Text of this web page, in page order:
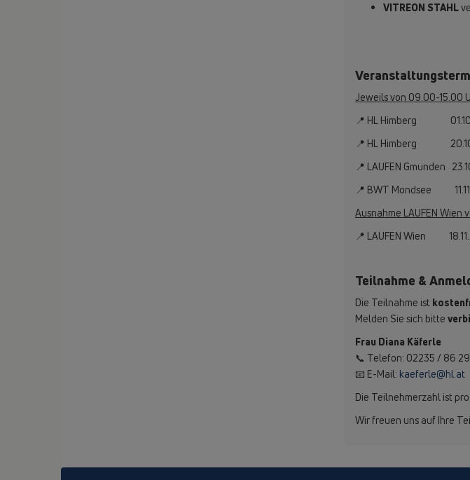
VITREON STAHL
Jeweils von 09.00-15.00
📍 HL Himberg
📍 HL Himberg
📍 LAUFEN Gmunden
📍 BWT Mondsee
Ausnahme LAUFEN Wien
📍 LAUFEN Wien
Teilnahme &
Die Teilnahme ist
Melden Sie sich bitte
Frau Diana Käferle
📞 Telefon: 02235 / 86
📧 E-Mail: kaeferle@hl.at
Die Teilnehmerzahl ist
Wir freuen uns auf Ihre